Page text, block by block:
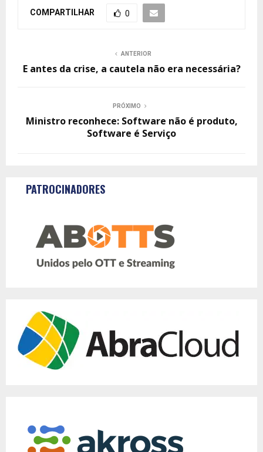
COMPARTILHAR 0
ANTERIOR
E antes da crise, a cautela não era necessária?
PRÓXIMO
Ministro reconhece: Software não é produto,
Software é Serviço
PATROCINADORES